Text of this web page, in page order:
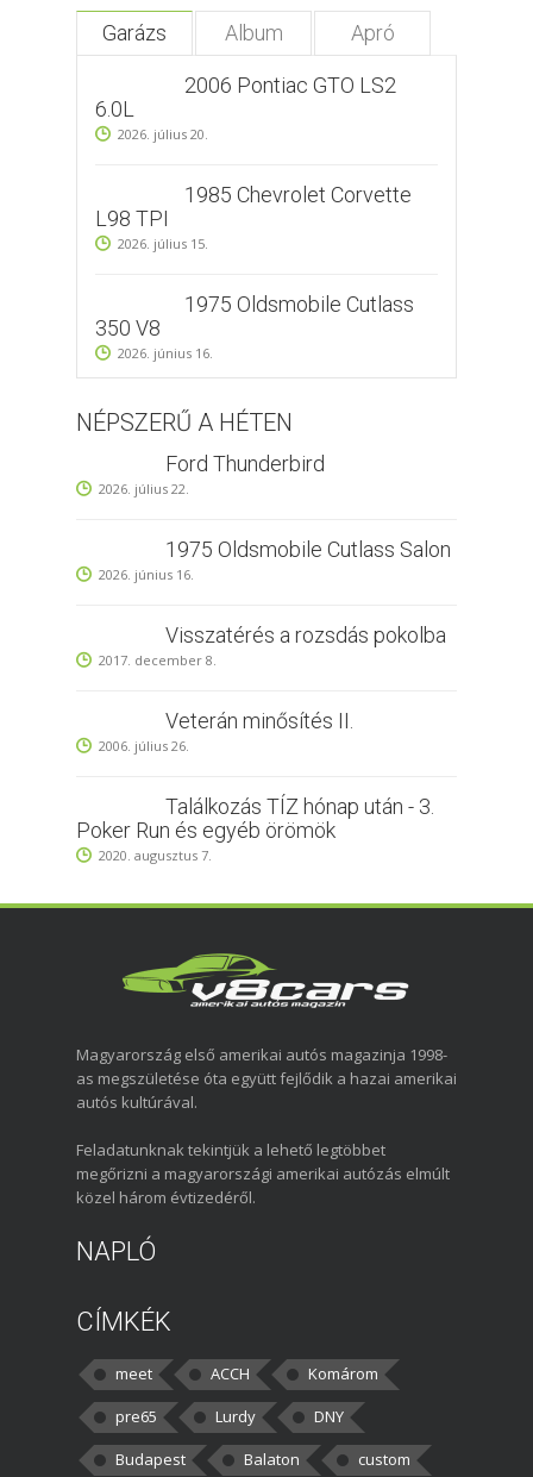
Garázs Album Apró
2006 Pontiac GTO LS2
6.0L
2026. július 20.
1985 Chevrolet Corvette
L98 TPI
2026. július 15.
1975 Oldsmobile Cutlass
350 V8
2026. június 16.
NÉPSZERŰ A HÉTEN
Ford Thunderbird
2026. július 22.
1975 Oldsmobile Cutlass Salon
2026. június 16.
Visszatérés a rozsdás pokolba
2017. december 8.
Veterán minősítés II.
2006. július 26.
Találkozás TÍZ hónap után - 3.
Poker Run és egyéb örömök
2020. augusztus 7.
Magyarország első amerikai autós magazinja 1998-
as megszületése óta együtt fejlődik a hazai amerikai
autós kultúrával.
Feladatunknak tekintjük a lehető legtöbbet
megőrizni a magyarországi amerikai autózás elmúlt
közel három évtizedéről.
NAPLÓ
CÍMKÉK
meet ACCH
Komárom
pre65
Lurdy
DNY
Budapest
Balaton custom